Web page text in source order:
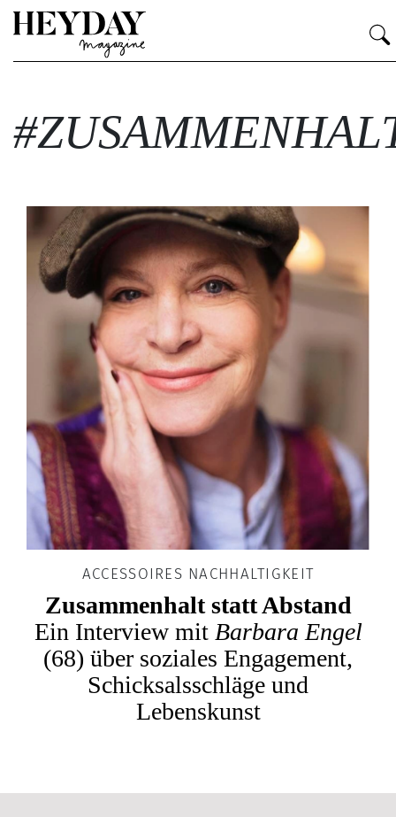
ACCESSOIRES NACHHALTIGKEIT
Zusammenhalt statt Abstand
Ein Interview mit Barbara Engel
(68) über soziales Engagement,
Schicksalsschläge und
Lebenskunst